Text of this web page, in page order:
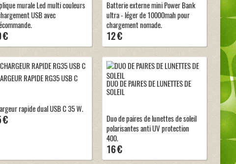
murale Led multi couleurs
USB avec
€
Batterie externe mini Power Bank
ultra - léger de 10000mah pour
chargement nomade.
12 €
RAPIDE RG35 USB C
rapide dual USB C 35 W.
€
DUO DE PAIRES DE LUNETTES DE
SOLEIL
Duo de paires de lunettes de soleil
polarisantes anti UV protection
400.
16 €